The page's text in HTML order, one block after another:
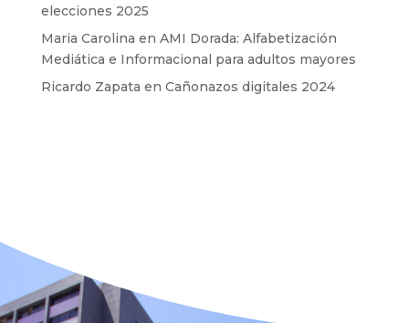
elecciones 2025
Maria Carolina en AMI Dorada: Alfabetización
Mediática e Informacional para adultos mayores
Ricardo Zapata en Cañonazos digitales 2024